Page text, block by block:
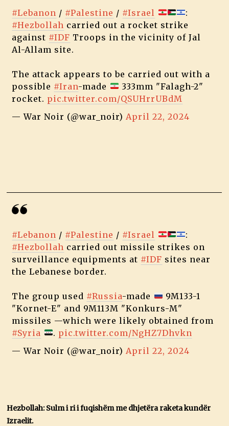
#Lebanon / #Palestine / #Israel
:
#Hezbollah carried out a rocket strike
against #IDF Troops in the vicinity of Jal
Al-Allam site.
The attack appears to be carried out with a
possible #Iran-made
333mm "Falagh-2"
rocket. pic.twitter.com/QSUHrrUBdM
— War Noir (@war_noir) April 22, 2024
#Lebanon / #Palestine / #Israel
:
#Hezbollah carried out missile strikes on
surveillance equipments at #IDF sites near
the Lebanese border.
The group used #Russia-made
9M133-1
"Kornet-E" and 9M113M "Konkurs-M"
missiles —which were likely obtained from
#Syria
. pic.twitter.com/NgHZ7Dhvkn
— War Noir (@war_noir) April 22, 2024
Hezbollah: Sulm i ri i fuqishëm me dhjetëra raketa kundër
Izraelit.